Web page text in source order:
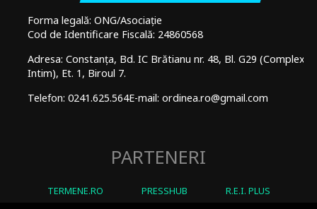
Forma legală: ONG/Asociație
Cod de Identificare Fiscală: 24860568
Adresa: Constanța, Bd. IC Brătianu nr. 48, Bl. G29 (Complex
Intim), Et. 1, Biroul 7.
Telefon: 0241.625.564E-mail: ordinea.ro@gmail.com
PARTENERI
TERMENE.RO PRESSHUB R.E.I. PLUS